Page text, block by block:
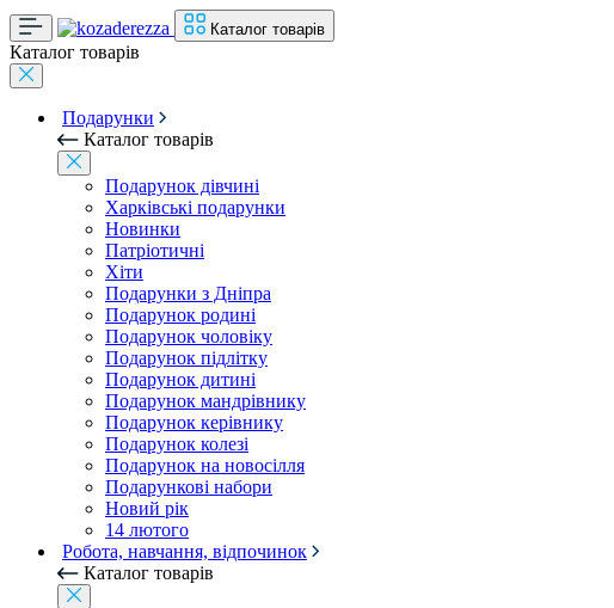
Каталог товарів
Каталог товарів
Подарунки
Каталог товарів
Подарунок дівчині
Харківські подарунки
Новинки
Патріотичні
Хіти
Подарунки з Дніпра
Подарунок родині
Подарунок чоловіку
Подарунок підлітку
Подарунок дитині
Подарунок мандрівнику
Подарунок керівнику
Подарунок колезі
Подарунок на новосілля
Подарункові набори
Новий рік
14 лютого
Робота, навчання, відпочинок
Каталог товарів